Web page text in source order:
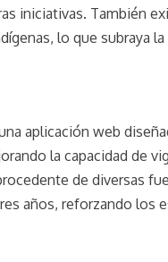
iniciativas. También
lo que subraya
aplicación web
la capacidad de
de diversas
años, reforzando los